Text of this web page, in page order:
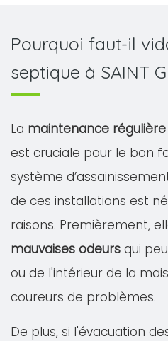
Pourquoi faut-il
septique à SAINT
La maintenance
est cruciale pour le bon
système
de ces installations est
raisons. Premièrement,
mauvaises odeurs qui
ou de l'intérieur de la
coureurs de problèmes.
De plus, si l'évacuation